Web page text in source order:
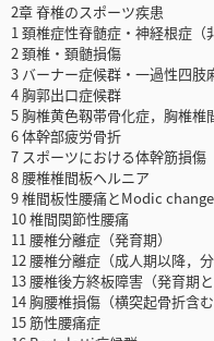
2章 脊椎のスポーツ疾患
1 頚椎症性脊髄症・神経根症（
2 頚椎・頚髄損傷
3 バーナー症候群・一過性四肢
4 胸郭出口症候群
5 胸椎黄色靱帯骨化症，胸椎椎
6 体幹部疲労骨折
7 スポーツにおける体幹筋損傷
8 腰椎椎間板ヘルニア
9 椎間板性腰痛とModic
10 椎間関節性腰痛
11 腰椎分離症（発育期）
12 腰椎分離症（成人期以降，分
13 腰椎後方終板障害（発育期
14 胸腰椎損傷（横突起骨折含む
15 筋性腰痛症